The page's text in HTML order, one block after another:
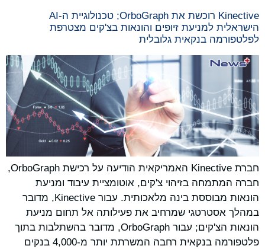
Kinective רוכשת את OrboGraph; טכנולוגיית ה-AI
הישראלית למניעת זיופים והונאות בצ'קים מצטרפת
לפלטפורמה בנקאית גלובלית
חברת Kinective האמריקאית הודיעה על רכישת OrboGraph,
חברה המתמחה בזיהוי צ'קים, אוטומציית עיבוד ומניעת
הונאות מבוססת בינה מלאכותית. עבור Kinective, מדובר
במהלך אסטרטגי שמרחיב את פעילותה אל תחום מניעת
הונאות הצ'קים; עבור OrboGraph, מדובר בהשתלבות בתוך
פלטפורמה בנקאית רחבה המשרתת יותר מ-4,000 בנקים